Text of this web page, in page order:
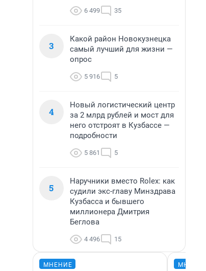
6 499 35
3
Какой район Новокузнецка
самый лучший для жизни —
опрос
5 916 5
4
Новый логистический центр
за 2 млрд рублей и мост для
него отстроят в Кузбассе —
подробности
5 861 5
5
Наручники вместо Rolex: как
судили экс-главу Минздрава
Кузбасса и бывшего
миллионера Дмитрия
Беглова
4 496 15
МНЕНИЕ